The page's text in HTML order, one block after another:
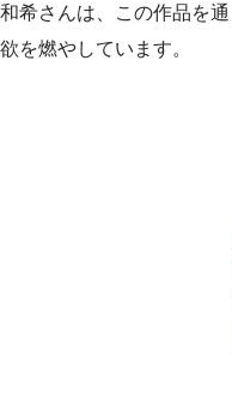
和希さんは、この作品を
欲を燃やしています。